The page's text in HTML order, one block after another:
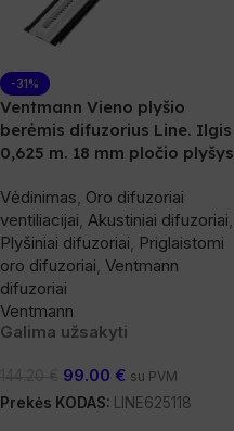
-31%
Ventmann Vieno plyšio
berėmis difuzorius Line. Ilgis
0,625 m. 18 mm pločio plyšys
Vėdinimas Oro difuzoriai
ventiliacijai Akustiniai difuzoriai
Plyšiniai difuzoriai Priglaistomi
oro difuzoriai Ventmann
difuzoriai
Ventmann
Galima užsakyti
99.00 € su PVM
Prekės KODAS: LINE625118